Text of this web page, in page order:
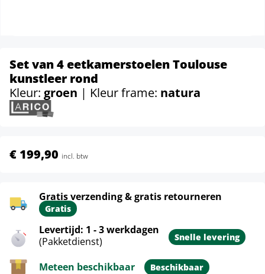
Set van 4 eetkamerstoelen Toulouse
kunstleer rond
Kleur: groen | Kleur frame: natura
€ 199,90 incl. btw
Gratis verzending & gratis retourneren
Gratis
Levertijd: 1 - 3 werkdagen
(Pakketdienst)
Snelle levering
Meteen beschikbaar Beschikbaar